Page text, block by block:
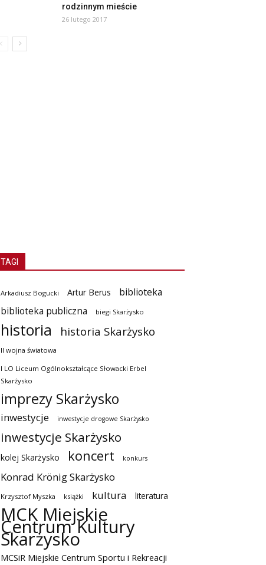
rodzinnym mieście
26 lutego 2017
TAGI
Arkadiusz Bogucki Artur Berus
biblioteka
biblioteka publiczna
biegi Skarżysko
historia historia Skarżysko
II wojna światowa
I LO Liceum Ogólnokształcące Słowacki Erbel
Skarżysko
imprezy Skarżysko
inwestycje inwestycje drogowe Skarżysko
inwestycje Skarżysko
kolej Skarżysko koncert konkurs
Konrad Krönig Skarżysko
Krzysztof Myszka książki kultura literatura
MCK Miejskie
Centrum Kultury
Skarżysko
MCSiR Miejskie Centrum Sportu i Rekreacji